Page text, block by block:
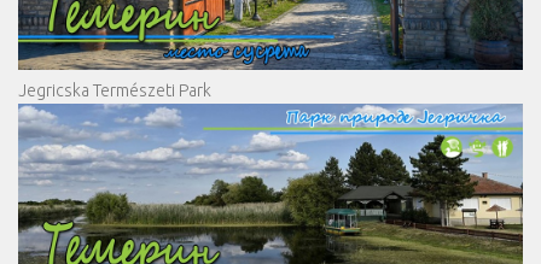
Jegricska Természeti Park